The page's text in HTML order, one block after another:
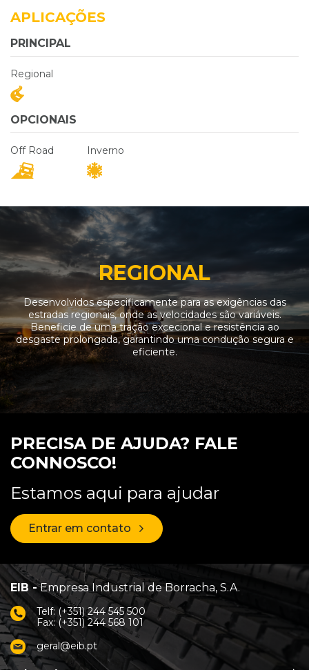
APLICAÇÕES
PRINCIPAL
Regional
OPCIONAIS
Off Road Inverno
REGIONAL
Desenvolvidos especificamente para as exigências das
estradas regionais, onde as velocidades são variáveis.
Beneficie de uma tração excecional e resistência ao
desgaste prolongada, garantindo uma condução segura e
eficiente.
PRECISA DE AJUDA? FALE
CONNOSCO!
Estamos aqui para ajudar
Entrar em contato
EIB -Empresa Industrial de Borracha, S.A.
Telf: (+351) 244 545 500
Fax: (+351) 244 568 101
geral@eib.pt